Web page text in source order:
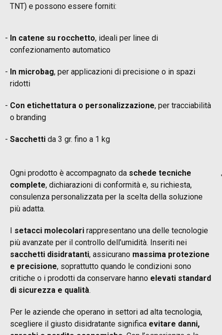
TNT) e possono essere forniti:
In catene su rocchetto, ideali per linee di
confezionamento automatico
In microbag, per applicazioni di precisione o in spazi
ridotti
Con etichettatura o personalizzazione, per tracciabilità
o branding
Sacchetti da 3 gr. fino a 1 kg
Ogni prodotto è accompagnato da schede tecniche
complete, dichiarazioni di conformità e, su richiesta,
consulenza personalizzata per la scelta della soluzione
più adatta.
I setacci molecolari rappresentano una delle tecnologie
più avanzate per il controllo dell’umidità. Inseriti nei
sacchetti disidratanti, assicurano massima protezione
e precisione, soprattutto quando le condizioni sono
critiche o i prodotti da conservare hanno elevati standard
di sicurezza e qualità.
Per le aziende che operano in settori ad alta tecnologia,
scegliere il giusto disidratante significa evitare danni,